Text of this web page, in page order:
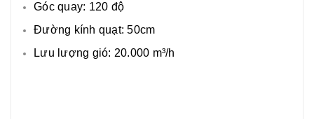
Góc quay: 120 độ
Đường kính quạt: 50cm
Lưu lượng gió: 20.000 m³/h